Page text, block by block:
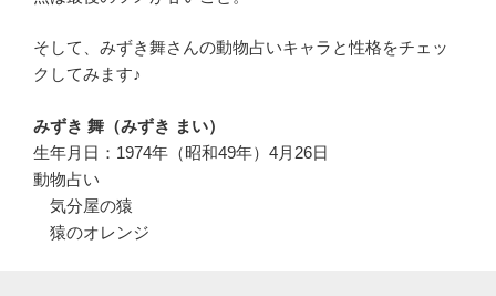
そして、みずき舞さんの動物占いキャラと性格をチェッ
クしてみます♪
みずき 舞（みずき まい）
生年月日：1974年（昭和49年）4月26日
動物占い
気分屋の猿
猿のオレンジ